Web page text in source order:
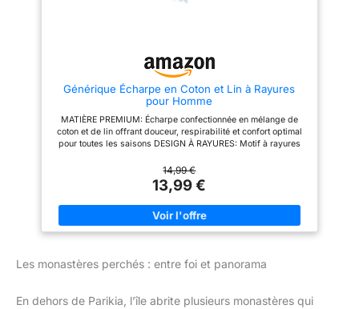
robe. 💯Satisfait ou remboursé
💯: Achetez en toute confiance,
car nous vous garantissons une
satisfaction totale. Si vous
n'êtes pas pleinement satisfait
de votre achat, vous pourrez
bénéficier d'un remboursement.
Générique Écharpe en Coton et Lin à Rayures
pour Homme
MATIÈRE PREMIUM: Écharpe confectionnée en mélange de
coton et de lin offrant douceur, respirabilité et confort optimal
pour toutes les saisons DESIGN À RAYURES: Motif à rayures
différentes tenues décontractées ou habillées POLYVALENCE
MASCULINE: Accessoire de mode conçu spécialement pour
homme, idéal pour compléter votre garde-robe avec style
LÉGÈRE ET CONFORTABLE: Texture naturelle du coton et du lin
garantissant une écharpe légère, agréable à porter sans
sensation de lourdeur UTILISATION MULTI-SAISONS: Parfaite
14,99 €
13,99 €
Les monastères perchés : entre foi et panorama
En dehors de Parikia, l’île abrite plusieurs monastères qui